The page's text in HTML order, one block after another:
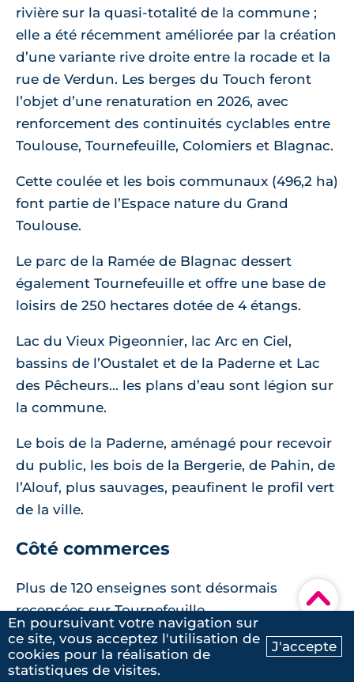
Ma recherche Contactez-nous
▾
rivière sur la quasi-totalité de la commune ;
elle a été récemment améliorée par la création
d’une variante rive droite entre la rocade et la
rue de Verdun. Les berges du Touch feront
l’objet d’une renaturation en 2026, avec
renforcement des continuités cyclables entre
Toulouse, Tournefeuille, Colomiers et Blagnac.
Cette coulée et les bois communaux (496,2 ha)
font partie de l’Espace nature du Grand
Toulouse.
Le parc de la Ramée de Blagnac dessert
également Tournefeuille et offre une base de
loisirs de 250 hectares dotée de 4 étangs.
Lac du Vieux Pigeonnier, lac Arc en Ciel,
bassins de l’Oustalet et de la Paderne et Lac
des Pêcheurs... les plans d’eau sont légion sur
la commune.
Le bois de la Paderne, aménagé pour recevoir
du public, les bois de la Bergerie, de Pahin, de
l’Alouf, plus sauvages, peaufinent le profil vert
de la ville.
Côté commerces
Plus de 120 enseignes sont désormais
recensées sur Tournefeuille.
4.Castanet-Tolosan
En poursuivant votre navigation sur
ce site, vous acceptez l'utilisation de
cookies pour la réalisation de
statistiques de visites.
J'accepte